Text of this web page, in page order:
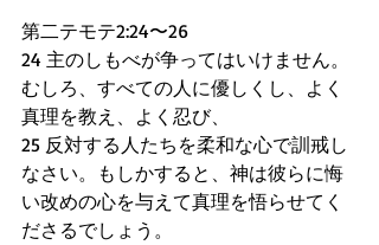
第二テモテ2:24〜26
24 主のしもべが争ってはいけません。
むしろ、すべての人に優しくし、よく
真理を教え、よく忍び、
25 反対する人たちを柔和な心で訓戒し
なさい。もしかすると、神は彼らに悔
い改めの心を与えて真理を悟らせてく
ださるでしょう。